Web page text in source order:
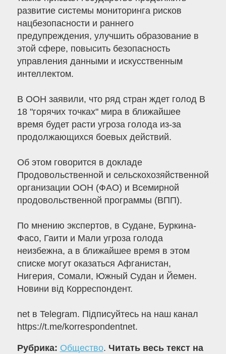
развитие системы мониторинга рисков
нацбезопасности и раннего
предупреждения, улучшить образование в
этой сфере, повысить безопасность
управления данными и искусственным
интеллектом.
В ООН заявили, что ряд стран ждет голод В
18 "горячих точках" мира в ближайшее
время будет расти угроза голода из-за
продолжающихся боевых действий.
Об этом говорится в докладе
Продовольственной и сельскохозяйственной
организации ООН (ФАО) и Всемирной
продовольственной программы (ВПП).
По мнению экспертов, в Судане, Буркина-
Фасо, Гаити и Мали угроза голода
неизбежна, а в ближайшее время в этом
списке могут оказаться Афганистан,
Нигерия, Сомали, Южный Судан и Йемен.
Новини від Корреспондент.
net в Telegram. Підписуйтесь на наш канал
https://t.me/korrespondentnet.
Рубрика: Общество. Читать весь текст на